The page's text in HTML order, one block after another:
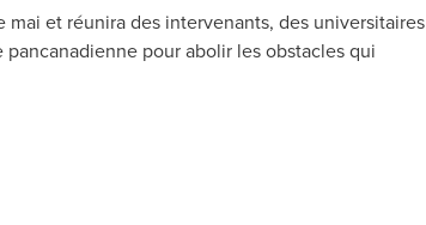
et réunira des intervenants, des universitaires
pour abolir les obstacles qui